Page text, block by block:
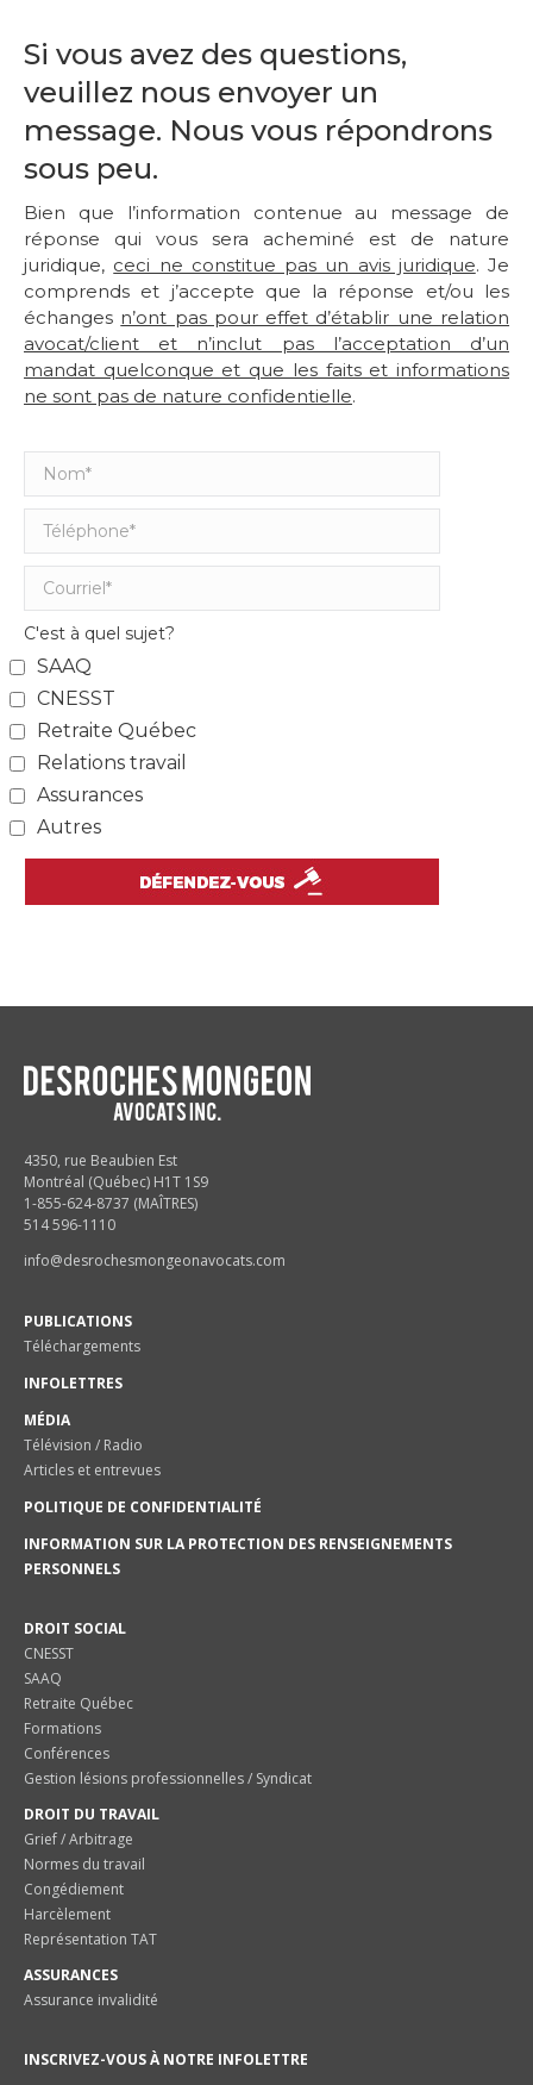
Si vous avez des questions,
veuillez nous envoyer un
message. Nous vous répondrons
sous peu.
Bien que l’information contenue au message de
réponse qui vous sera acheminé est de nature
juridique, ceci ne constitue pas un avis juridique. Je
comprends et j’accepte que la réponse et/ou les
échanges n’ont pas pour effet d’établir une relation
avocat/client et n’inclut pas l’acceptation d’un
mandat quelconque et que les faits et informations
ne sont pas de nature confidentielle.
C'est à quel sujet?
SAAQ
CNESST
Retraite Québec
Relations travail
Assurances
Autres
4350, rue Beaubien Est
Montréal (Québec) H1T 1S9
1-855-624-8737 (MAÎTRES)
514 596-1110
info@desrochesmongeonavocats.com
PUBLICATIONS
Téléchargements
INFOLETTRES
MÉDIA
Télévision / Radio
Articles et entrevues
POLITIQUE DE CONFIDENTIALITÉ
INFORMATION SUR LA PROTECTION DES RENSEIGNEMENTS
PERSONNELS
DROIT SOCIAL
CNESST
SAAQ
Retraite Québec
Formations
Conférences
Gestion lésions professionnelles / Syndicat
DROIT DU TRAVAIL
Grief / Arbitrage
Normes du travail
Congédiement
Harcèlement
Représentation TAT
ASSURANCES
Assurance invalidité
INSCRIVEZ-VOUS À NOTRE INFOLETTRE